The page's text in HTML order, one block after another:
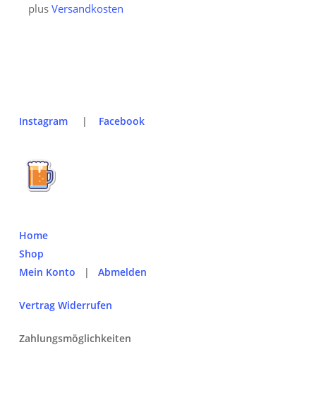
plus Versandkosten
Instagram| Facebook
Home
Shop
Mein Konto | Abmelden
Vertrag Widerrufen
Zahlungsmöglichkeiten